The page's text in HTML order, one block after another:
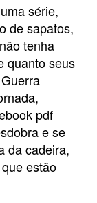
série,
de sapatos,
tenha
quanto seus
pdf
e se
da cadeira,
estão